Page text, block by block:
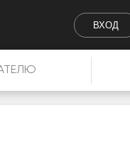
ВХОД